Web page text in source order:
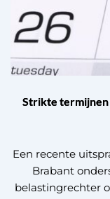
Strikte termijnen
Een recente
Brabant
belastingrechter